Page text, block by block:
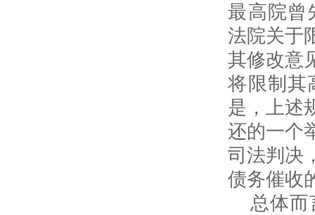
最高院曾
法院关于
其修改意
将限制其
是，上述
还的一个
司法判决
债务催收
总体而